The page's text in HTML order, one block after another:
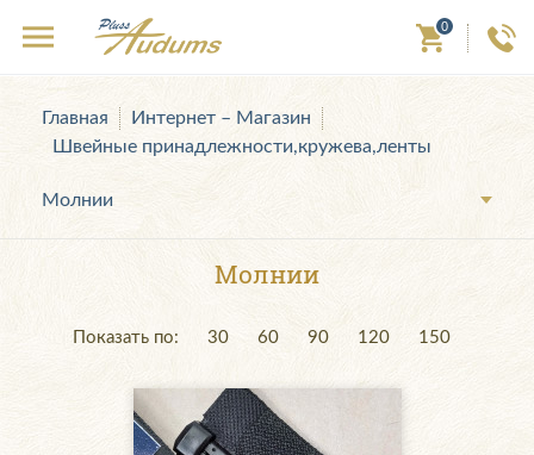
0
Главная
Интернет – Магазин
Швейные принадлежности,кружева,ленты
Молнии
Молнии
Показать по: 30 60 90 120 150